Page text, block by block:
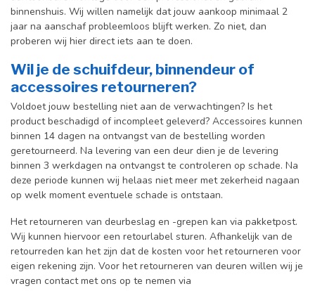
binnenshuis. Wij willen namelijk dat jouw aankoop minimaal 2
jaar na aanschaf probleemloos blijft werken. Zo niet, dan
proberen wij hier direct iets aan te doen.
Wil je de schuifdeur, binnendeur of
accessoires retourneren?
Voldoet jouw bestelling niet aan de verwachtingen? Is het
product beschadigd of incompleet geleverd? Accessoires kunnen
binnen 14 dagen na ontvangst van de bestelling worden
geretourneerd. Na levering van een deur dien je de levering
binnen 3 werkdagen na ontvangst te controleren op schade. Na
deze periode kunnen wij helaas niet meer met zekerheid nagaan
op welk moment eventuele schade is ontstaan.
Het retourneren van deurbeslag en -grepen kan via pakketpost.
Wij kunnen hiervoor een retourlabel sturen. Afhankelijk van de
retourreden kan het zijn dat de kosten voor het retourneren voor
eigen rekening zijn. Voor het retourneren van deuren willen wij je
vragen contact met ons op te nemen via